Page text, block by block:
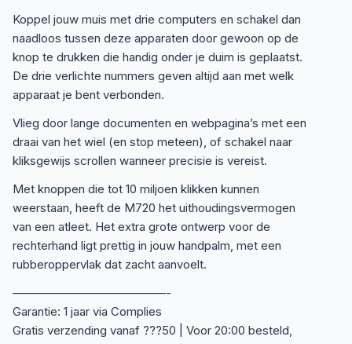
Koppel jouw muis met drie computers en schakel dan
naadloos tussen deze apparaten door gewoon op de
knop te drukken die handig onder je duim is geplaatst.
De drie verlichte nummers geven altijd aan met welk
apparaat je bent verbonden.
Vlieg door lange documenten en webpagina’s met een
draai van het wiel (en stop meteen), of schakel naar
kliksgewijs scrollen wanneer precisie is vereist.
Met knoppen die tot 10 miljoen klikken kunnen
weerstaan, heeft de M720 het uithoudingsvermogen
van een atleet. Het extra grote ontwerp voor de
rechterhand ligt prettig in jouw handpalm, met een
rubberoppervlak dat zacht aanvoelt.
—————————————-
Garantie: 1 jaar via Complies
Gratis verzending vanaf ???50 | Voor 20:00 besteld,